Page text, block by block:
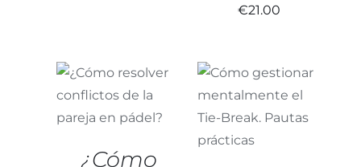
€21.00
CARRITO
/
DETALLES
¿Cómo
AÑADIR AL
CARRITO
DETALLES